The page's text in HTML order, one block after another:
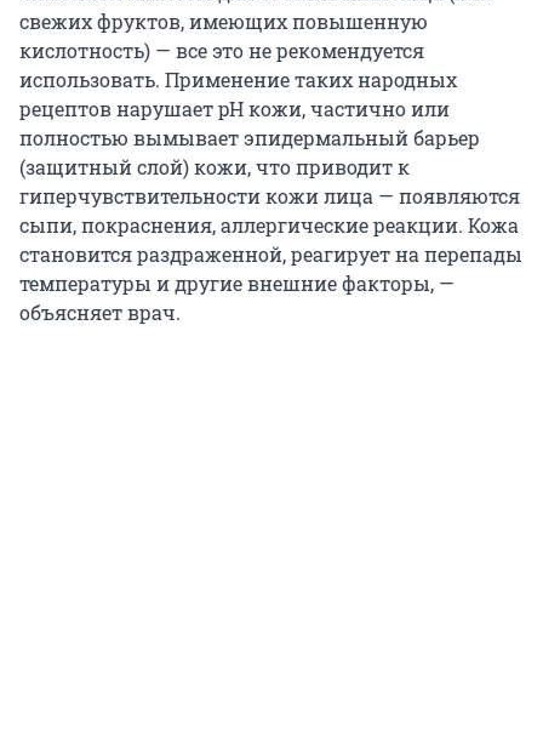
свежих фруктов, имеющих повышенную
кислотность) — все это не рекомендуется
использовать. Применение таких народных
рецептов нарушает pH кожи, частично или
полностью вымывает эпидермальный барьер
(защитный слой) кожи, что приводит к
гиперчувствительности кожи лица — появляются
сыпи, покраснения, аллергические реакции. Кожа
становится раздраженной, реагирует на перепады
температуры и другие внешние факторы, —
объясняет врач.